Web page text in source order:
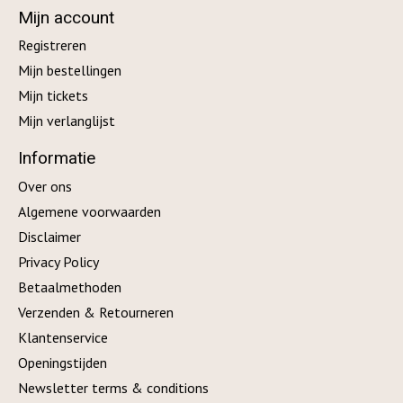
Mijn account
Registreren
Mijn bestellingen
Mijn tickets
Mijn verlanglijst
Informatie
Over ons
Algemene voorwaarden
Disclaimer
Privacy Policy
Betaalmethoden
Verzenden & Retourneren
Klantenservice
Openingstijden
Newsletter terms & conditions